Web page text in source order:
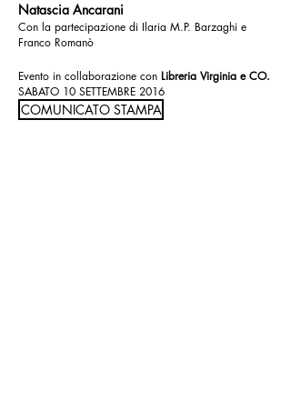
Natascia Ancarani
Con la partecipazione di Ilaria M.P. Barzaghi e
Franco Romanò
Evento in collaborazione con Libreria Virginia e CO.
SABATO 10 SETTEMBRE 2016
COMUNICATO STAMPA